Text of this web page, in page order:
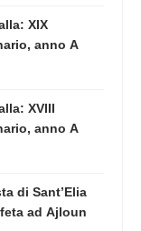
XIX
anno A
XVIII
anno A
di Sant’Elia
ad Ajloun